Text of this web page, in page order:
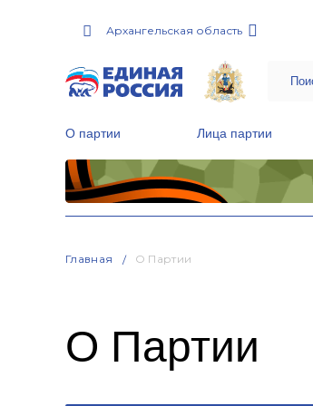
Архангельская область
О партии Лица партии
Главная О Партии
О Партии